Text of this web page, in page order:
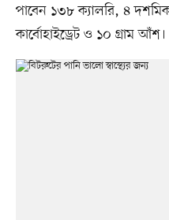
পাবেন ১৩৮ ক্যালরি, ৪
কার্বোহাইড্রেট ও ১০ গ্রাম আঁশ।